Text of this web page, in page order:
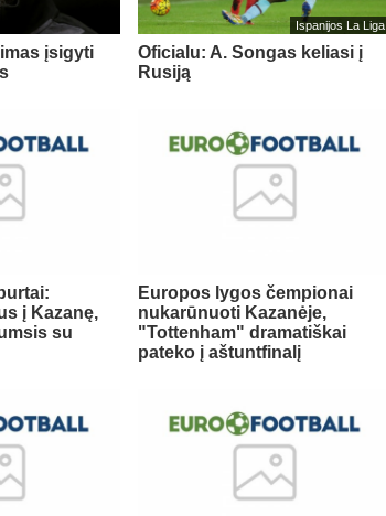
įsigyti
Ispanijos La Liga
Oficialu: A. Songas keliasi į
Rusiją
į Kazanę,
su
Europos lygos čempionai
nukarūnuoti Kazanėje,
"Tottenham" dramatiškai
pateko į aštuntfinalį